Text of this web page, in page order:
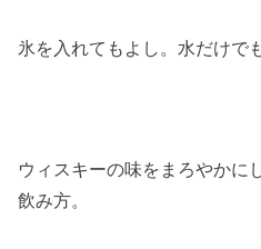
氷を入れてもよし。水だけで
ウィスキーの味をまろやかに
飲み方。